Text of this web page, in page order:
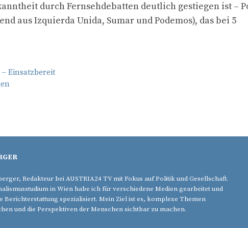
durch Fernsehdebatten deutlich gestiegen ist –
aus Izquierda Unida, Sumar und Podemos), das bei 5
Einsatzbereit
Redakteur bei AUSTRIA24 TV mit Fokus auf Politik und Gesellschaft.
in Wien habe ich für verschiedene Medien gearbeitet und
Berichterstattung spezialisiert. Mein Ziel ist es, komplexe Themen
und die Perspektiven der Menschen sichtbar zu machen.